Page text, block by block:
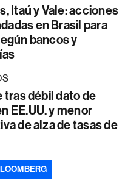
Itaú y Vale: acciones
en Brasil para
bancos y
tras débil dato de
EE.UU. y menor
de alza de tasas de